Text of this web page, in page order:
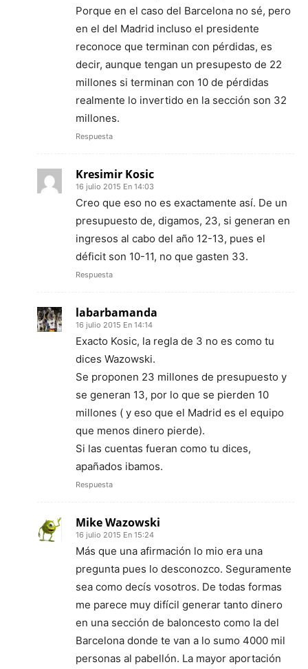
Porque en el caso del Barcelona no sé, pero
en el del Madrid incluso el presidente
reconoce que terminan con pérdidas, es
decir, aunque tengan un presupesto de 22
millones si terminan con 10 de pérdidas
realmente lo invertido en la sección son 32
millones.
Respuesta
Kresimir Kosic
16 julio 2015 En 14:03
Creo que eso no es exactamente así. De un
presupuesto de, digamos, 23, si generan en
ingresos al cabo del año 12-13, pues el
déficit son 10-11, no que gasten 33.
Respuesta
labarbamanda
16 julio 2015 En 14:14
Exacto Kosic, la regla de 3 no es como tu
dices Wazowski.
Se proponen 23 millones de presupuesto y
se generan 13, por lo que se pierden 10
millones ( y eso que el Madrid es el equipo
que menos dinero pierde).
Si las cuentas fueran como tu dices,
apañados ibamos.
Respuesta
Mike Wazowski
16 julio 2015 En 15:24
Más que una afirmación lo mio era una
pregunta pues lo desconozco. Seguramente
sea como decís vosotros. De todas formas
me parece muy difícil generar tanto dinero
en una sección de baloncesto como la del
Barcelona donde te van a lo sumo 4000 mil
personas al pabellón. La mayor aportación